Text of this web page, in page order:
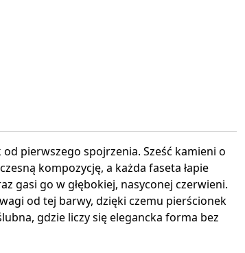
pierwszego spojrzenia. Sześć kamieni o
kompozycję, a każda faseta łapie
gasi go w głębokiej, nasyconej czerwieni.
od tej barwy, dzięki czemu pierścionek
gdzie liczy się elegancka forma bez